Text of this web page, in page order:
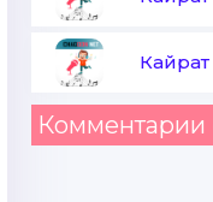
Комментарии